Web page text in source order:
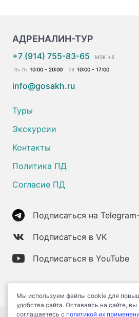
АДРЕНАЛИН-ТУР
+7 (914) 755-83-65 MSK +8
Пн-Пт 10:00 - 20:00 Сб 10:00 - 17:00
info@gosakh.ru
Туры
Экскурсии
Контакты
Политика ПД
Согласие ПД
Подписаться на
Подписаться в VK
Подписаться в YouTube
Мы используем файлы cookie для
удобства сайта. Оставаясь на сайте, вы
соглашаетесь c политикой их